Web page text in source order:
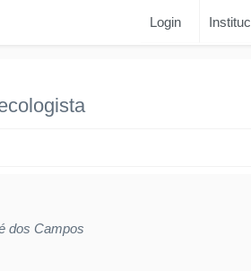
Login
dos Campos